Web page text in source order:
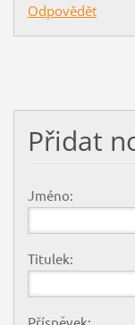
Odpovědět
Přidat
Jméno:
Titulek: